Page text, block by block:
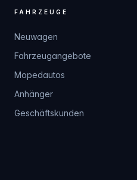
FAHRZEUGE
Neuwagen
Fahrzeugangebote
Mopedautos
Anhänger
Geschäftskunden